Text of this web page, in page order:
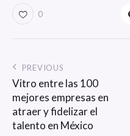
0
PREVIOUS
Vitro entre las 100
mejores empresas en
atraer y fidelizar el
talento en México